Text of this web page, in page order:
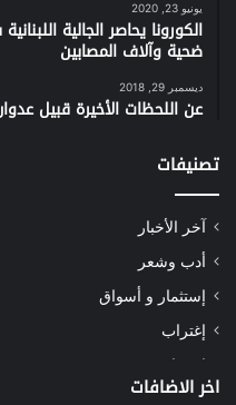
يونيو 23, 2020
الكورونا يحاصر الجالية
ضحية وآلاف المصابين
ديسمبر 29, 2018
عن اللحظات الأخيرة قبيل عدوان
تصنيفات
آخر الأخبار
أدب وشعر
إستثمار و أسواق
إغتراب
إقتصاد
اخر الاضافات